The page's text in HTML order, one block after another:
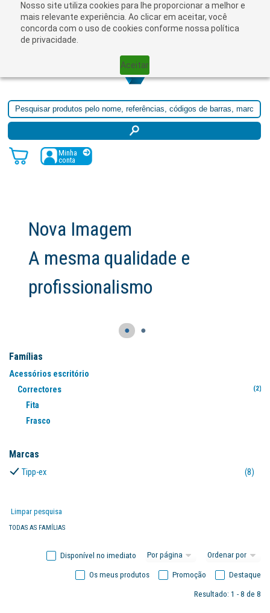
Nosso site utiliza cookies para lhe proporcionar a melhor e
mais relevante experiência. Ao clicar em aceitar, você
concorda com o uso de cookies conforme nossa política
de privacidade.
Aceitar
Minha
conta
e
● ●
Famílias
Acessórios escritório
Correctores
(2)
Fita
Frasco
Marcas
Tipp-ex (8)
Limpar pesquisa
TODAS AS FAMÍLIAS
Disponível no imediato
Destaque
Promoção
Os meus produtos
Resultado: 1 - 8 de 8